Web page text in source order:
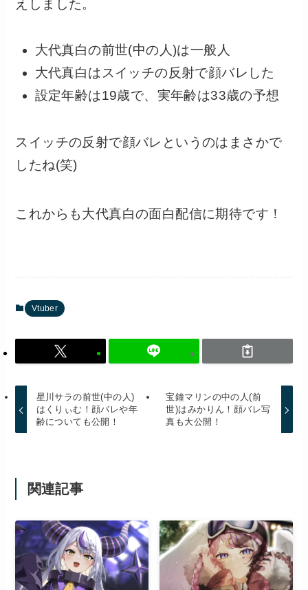
えしました。
大代真白の前世(中の人)は一般人
大代真白はスイッチの反射で顔バレした
設定年齢は19歳で、実年齢は33歳の予想
スイッチの反射で顔バレというのはまさかで
したね(笑)
これからも大代真白の面白配信に期待です！
Vtuber
星川サラの前世(中の人)
はくりぃむ！顔バレや年
齢についても公開！
宝鐘マリンの中の人(前
世)はみかりん！顔バレ写
真も大公開！
関連記事